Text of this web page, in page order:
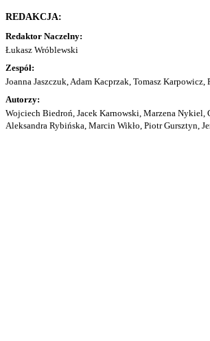
REDAKCJA:
Redaktor Naczelny:
Łukasz Wróblewski
Zespół:
Joanna Jaszczuk, Adam Kacprzak, Tomasz
Autorzy:
Wojciech Biedroń, Jacek Karnowski, Marzena Nykiel,
Aleksandra Rybińska, Marcin Wikło, Piotr Gursztyn,